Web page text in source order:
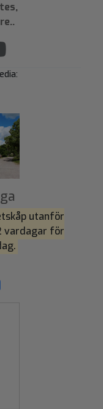
utanför
vardagar för